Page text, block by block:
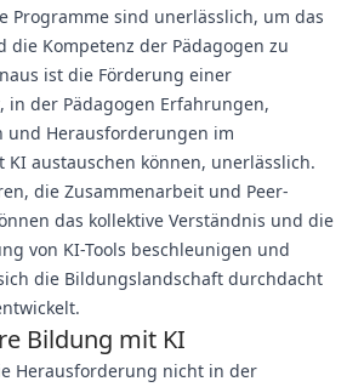
Programme sind unerlässlich, um das
die Kompetenz der Pädagogen zu
ist die Förderung einer
in der Pädagogen Erfahrungen,
und Herausforderungen im
KI austauschen können, unerlässlich.
die Zusammenarbeit und Peer-
das kollektive Verständnis und die
von KI-Tools beschleunigen und
die Bildungslandschaft durchdacht
Bildung mit KI
Herausforderung nicht in der